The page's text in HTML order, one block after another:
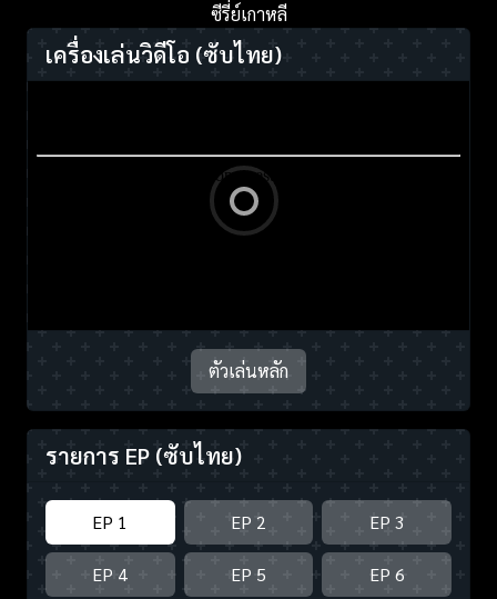
ซีรี่ย์เกาหลี
เครื่องเล่นวิดีโอ (ซับไทย)
ตัวเล่นหลัก
รายการ EP (ซับไทย)
EP 1 EP 2 EP 3
EP 4 EP 5 EP 6